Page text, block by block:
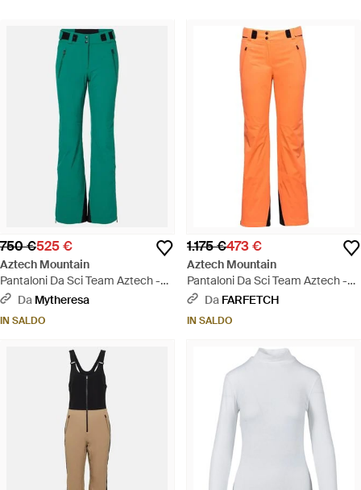
750 €525 €
Aztech Mountain
Pantaloni Da Sci Team Aztech -
Verde
Da Mytheresa
IN SALDO
1.175 €473 €
Aztech Mountain
Pantaloni Da Sci Team Aztech -
Arancione
Da FARFETCH
IN SALDO